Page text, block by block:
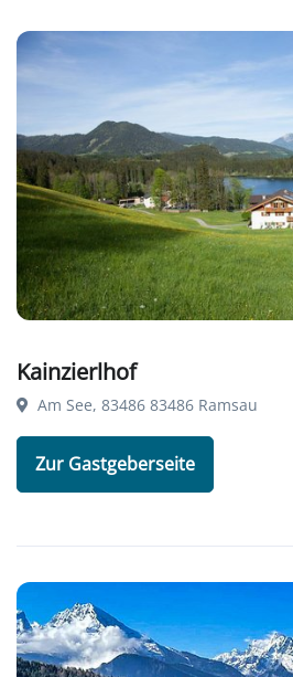
Kainzierlhof
Am See, 83486 83486 Ramsau
Zur Gastgeberseite